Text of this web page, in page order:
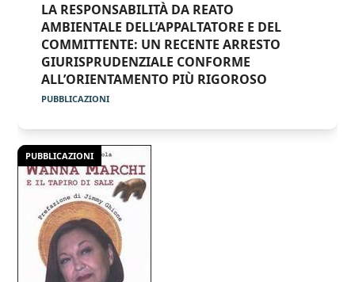
LA RESPONSABILITÀ DA REATO
AMBIENTALE DELL’APPALTATORE E DEL
COMMITTENTE: UN RECENTE ARRESTO
GIURISPRUDENZIALE CONFORME
ALL’ORIENTAMENTO PIÙ RIGOROSO
PUBBLICAZIONI
PUBBLICAZIONI